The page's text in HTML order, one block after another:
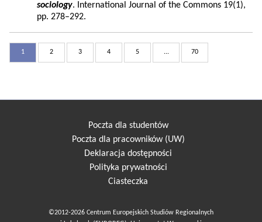
sociology. International Journal of the Commons 19(1),
pp. 278–292.
1 2 3 4 5 ... 70
Poczta dla studentów
Poczta dla pracowników (UW)
Deklaracja dostępności
Polityka prywatności
Ciasteczka
©2012-2026 Centrum Europejskich Studiów Regionalnych